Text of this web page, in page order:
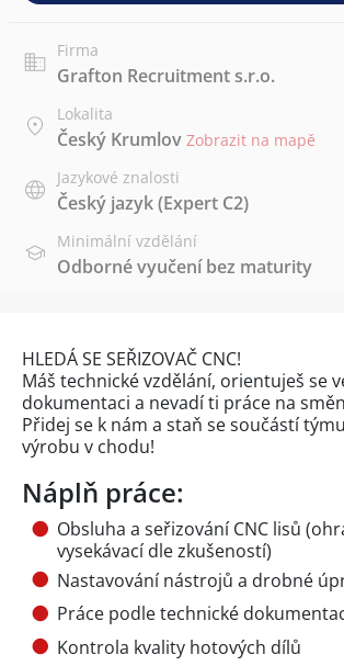
Firma
Grafton Recruitment s.r.o.
Lokalita
Český Krumlov Zobrazit na mapě
Jazykové znalosti
Český jazyk(Expert C2)
Minimální vzdělání
Odborné vyučení bez maturity
HLEDÁ SE SEŘIZOVAČ CNC!
Máš technické vzdělání, orientuješ se
dokumentaci a nevadí ti práce na
Přidej se k nám a staň se součástí
výrobu v chodu!
Náplň práce:
Obsluha a seřizování CNC lisů
vysekávací dle zkušeností)
Nastavování nástrojů a drobné
Práce podle technické
Kontrola kvality hotových dílů